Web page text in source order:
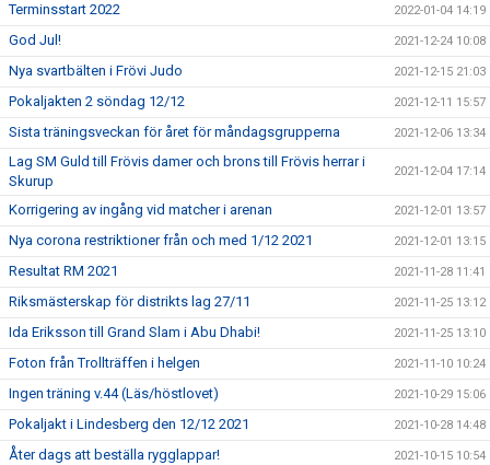
Terminsstart 2022 2022-01-04 14:19
God Jul! 2021-12-24 10:08
Nya svartbälten i Frövi Judo 2021-12-15 21:03
Pokaljakten 2 söndag 12/12 2021-12-11 15:57
Sista träningsveckan för året för måndagsgrupperna 2021-12-06 13:34
Lag SM Guld till Frövis damer och brons till Frövis herrar i
Skurup
2021-12-04 17:14
Korrigering av ingång vid matcher i arenan 2021-12-01 13:57
Nya corona restriktioner från och med 1/12 2021 2021-12-01 13:15
Resultat RM 2021 2021-11-28 11:41
Riksmästerskap för distrikts lag 27/11 2021-11-25 13:12
Ida Eriksson till Grand Slam i Abu Dhabi! 2021-11-25 13:10
Foton från Trollträffen i helgen 2021-11-10 10:24
Ingen träning v.44 (Läs/höstlovet) 2021-10-29 15:06
Pokaljakt i Lindesberg den 12/12 2021 2021-10-28 14:48
Åter dags att beställa rygglappar! 2021-10-15 10:54